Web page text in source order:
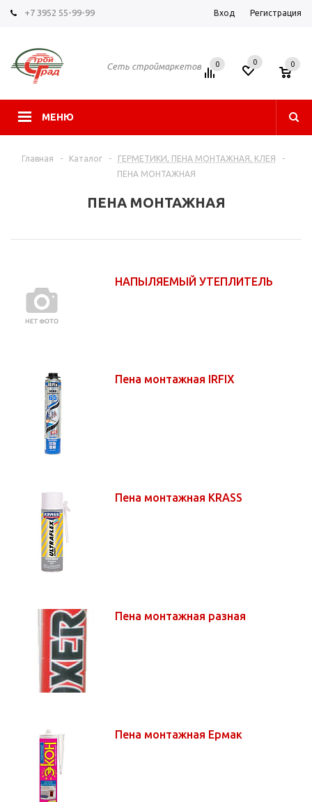
+7 3952 55-99-99 Вход Регистрация
Сеть строймаркетов
МЕНЮ
0 0 0
Главная - Каталог - ГЕРМЕТИКИ, ПЕНА МОНТАЖНАЯ, КЛЕЯ
-
ПЕНА МОНТАЖНАЯ
ПЕНА МОНТАЖНАЯ
НАПЫЛЯЕМЫЙ УТЕПЛИТЕЛЬ
Пена монтажная IRFIX
Пена монтажная KRASS
Пена монтажная разная
Пена монтажная Ермак